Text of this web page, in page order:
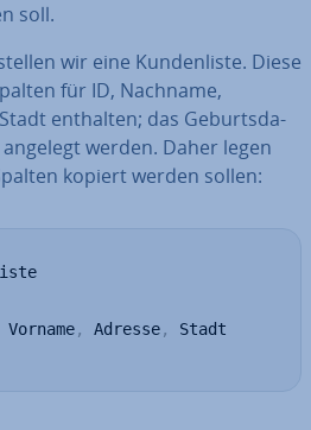
soll.
wir eine Kun­den­lis­te. Diese
für ID, Nachname,
enthalten; das Ge­burts­da­
werden. Daher legen
kopiert werden sollen:
Vorname, Adresse,